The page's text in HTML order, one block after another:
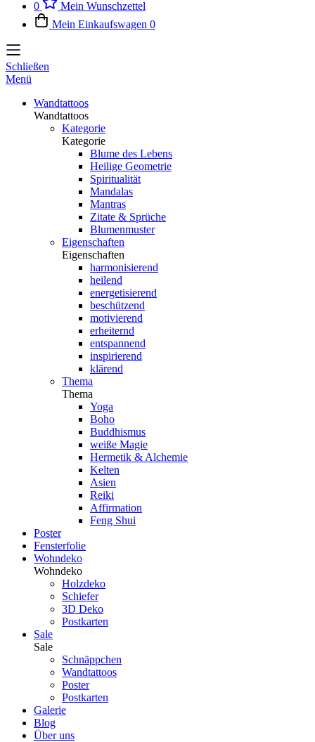
0
Mein Wunschzettel
Mein Einkaufswagen 0
Schließen
Menü
Wandtattoos
Wandtattoos
Kategorie
Kategorie
Blume des Lebens
Heilige Geometrie
Spiritualität
Mandalas
Mantras
Zitate & Sprüche
Blumenmuster
Eigenschaften
Eigenschaften
harmonisierend
heilend
energetisierend
beschützend
motivierend
erheiternd
entspannend
inspirierend
klärend
Thema
Thema
Yoga
Boho
Buddhismus
weiße Magie
Hermetik & Alchemie
Kelten
Asien
Reiki
Affirmation
Feng Shui
Poster
Fensterfolie
Wohndeko
Wohndeko
Holzdeko
Schiefer
3D Deko
Postkarten
Sale
Sale
Schnäppchen
Wandtattoos
Poster
Postkarten
Galerie
Blog
Über uns